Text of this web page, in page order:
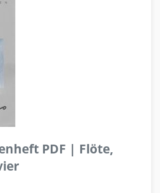
PDF | Flöte,